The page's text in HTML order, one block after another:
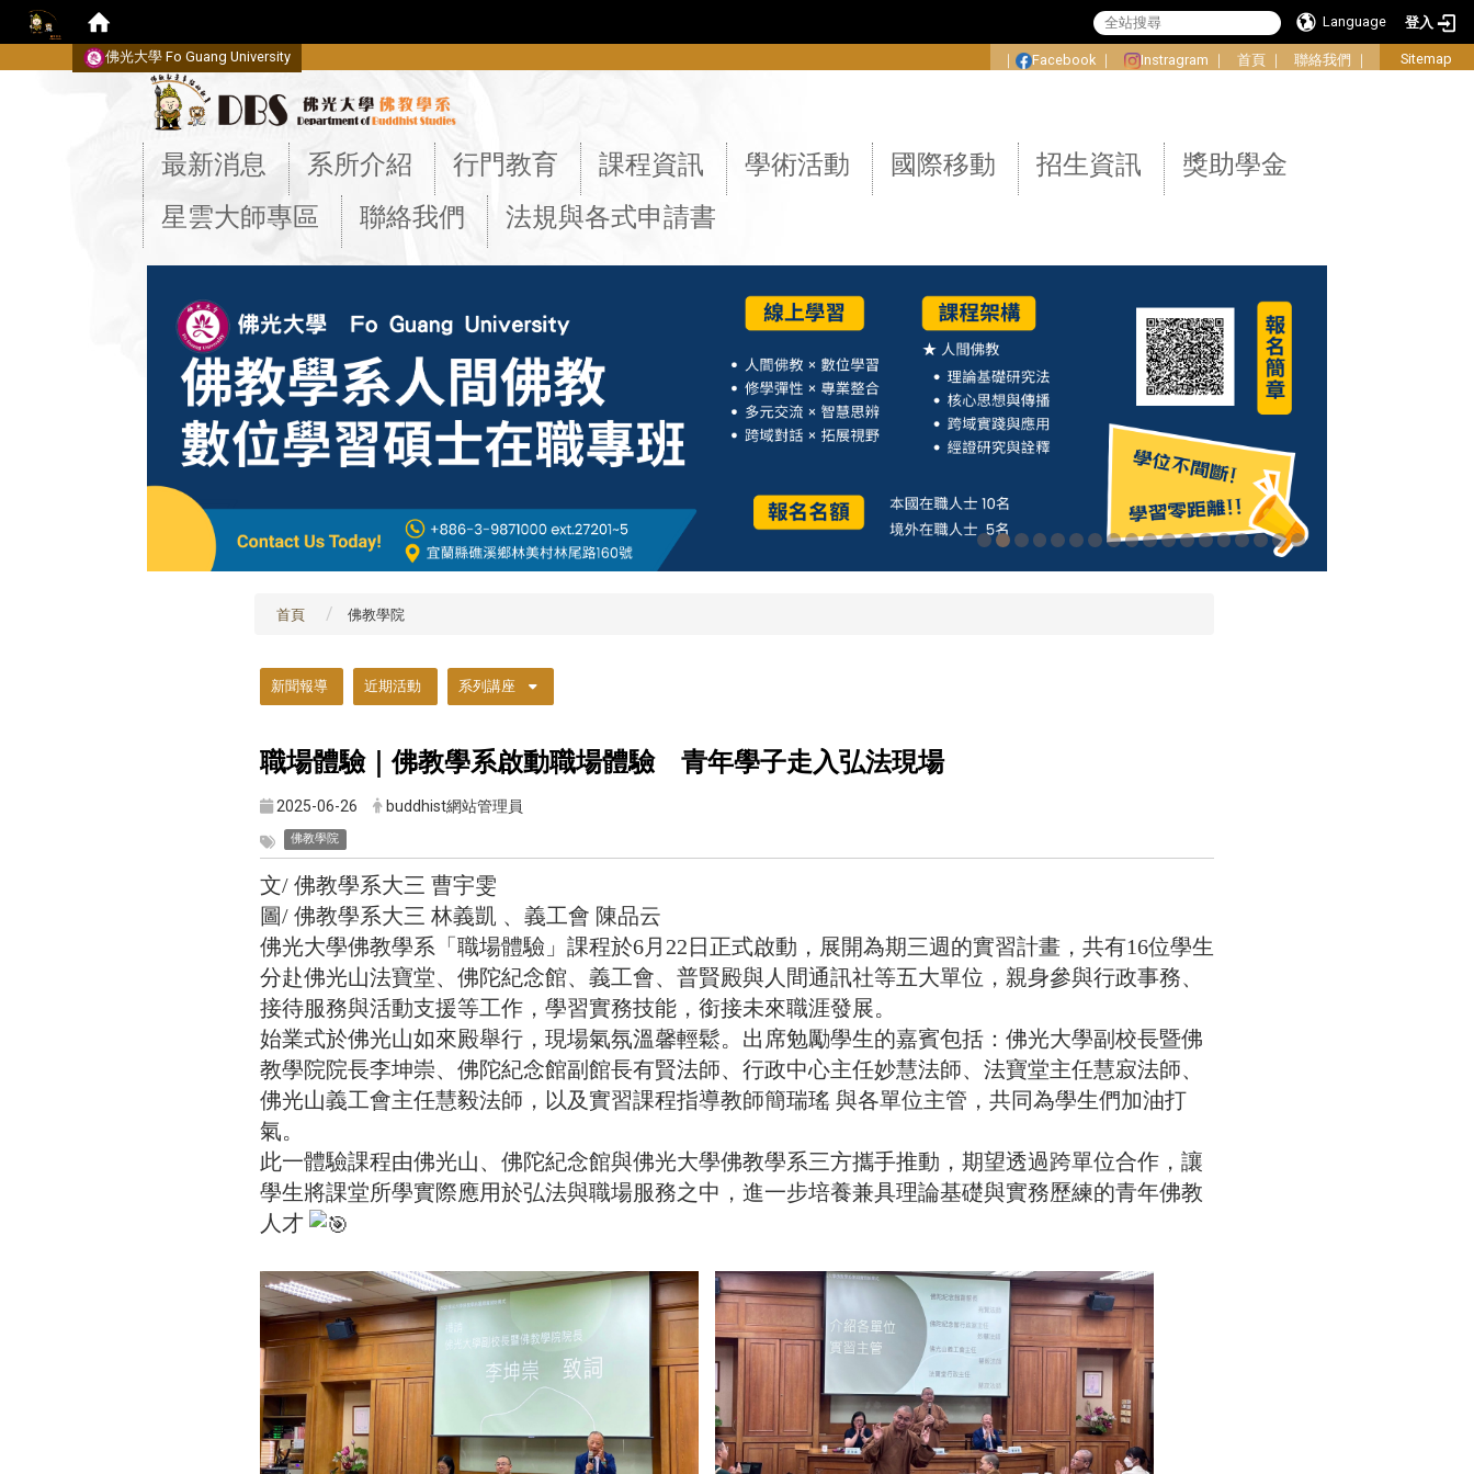
Language
登入
佛光大學 Fo Guang University ｜ Facebook ｜ Instragram ｜ 首頁 ｜ 聯絡我們 ｜ Sitemap
最新消息 系所介紹 行門教育 課程資訊 學術活動 國際移動 招生資訊
獎助學金
星雲大師專區
聯絡我們 法規與各式申請書
首頁 佛教學院
新聞報導 近期活動 系列講座
職場體驗｜佛教學系啟動職場體驗 青年學子走入弘法現場
2025-06-26 buddhist網站管理員
佛教學院
文/ 佛教學系大三 曹宇雯
圖/ 佛教學系大三 林義凱 、義工會 陳品云 ​
佛光大學佛教學系「職場體驗」課程於6月22日正式啟動，展開為期三週的實習計畫，共有16位學生
分赴佛光山法寶堂、佛陀紀念館、義工會、普賢殿與人間通訊社等五大單位，親身參與行政事務、
接待服務與活動支援等工作，學習實務技能，銜接未來職涯發展。
始業式於佛光山如來殿舉行，現場氣氛溫馨輕鬆。出席勉勵學生的嘉賓包括：佛光大學副校長暨佛
教學院院長李坤崇、佛陀紀念館副館長有賢法師、行政中心主任妙慧法師、法寶堂主任慧寂法師、
佛光山義工會主任慧毅法師，以及實習課程指導教師簡瑞瑤 與各單位主管，共同為學生們加油打
氣。
此一體驗課程由佛光山、佛陀紀念館與佛光大學佛教學系三方攜手推動，期望透過跨單位合作，讓
學生將課堂所學實際應用於弘法與職場服務之中，進一步培養兼具理論基礎與實務歷練的青年佛教
人才